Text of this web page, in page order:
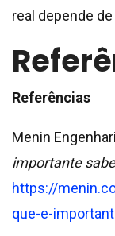
real depende
Referências
Menin
importante
https://
que-e-